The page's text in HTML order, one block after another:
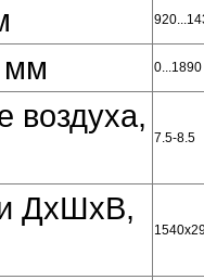
мм 0...1890
воздуха,
7.5-8.5
ДхШхВ,